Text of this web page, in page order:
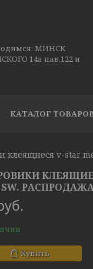
МИНСК
14а пав.122 и
КАТАЛОГ
клеящиеся v-star
КЛЕЯЩИЕСЯ
SW.
Купить